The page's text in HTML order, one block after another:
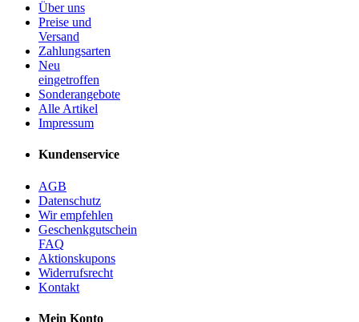
Über uns
Preise und
Versand
Zahlungsarten
Neu
eingetroffen
Sonderangebote
Alle Artikel
Impressum
Kundenservice
AGB
Datenschutz
Wir empfehlen
Geschenkgutschein
FAQ
Aktionskupons
Widerrufsrecht
Kontakt
Mein Konto